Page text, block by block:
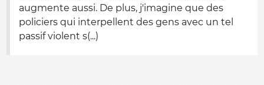
augmente aussi. De plus, j'imagine que des
policiers qui interpellent des gens avec un tel
passif violent s(...)